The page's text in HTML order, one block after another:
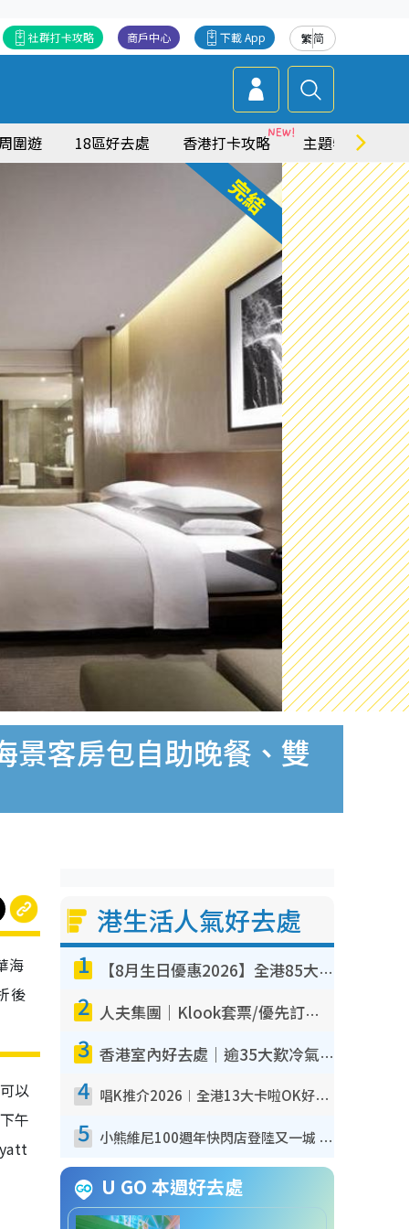
繁简
下載 App
商戶中心
社群打卡攻略
圍遊 18區好去處 香港打卡攻略 主題特集
客房包自助晚餐、雙
海
後
以
午
港生活人氣好去處
1 【8月生日優惠2026】全港85大食買玩著數攻略 自助餐/火鍋放題同行免費＋誠品/DONKI送現金券
2 人夫集團｜Klook套票/優先訂票/公開發售搶飛攻略！附票價.購票連結.場地座位表
3 香港室內好去處｜逾35大歎冷氣室內好去處推介 室內活動免費避雨無懼落雨
4 唱K推介2026︱全港13大卡啦OK好去處！最平$36起 日文K都有！(附地址+收費詳情)
5 小熊維尼100週年快閃店登陸又一城 重現百畝森林經典場景／獨家限定盲盒登場／專屬DIY香水
U GO 本週好去處